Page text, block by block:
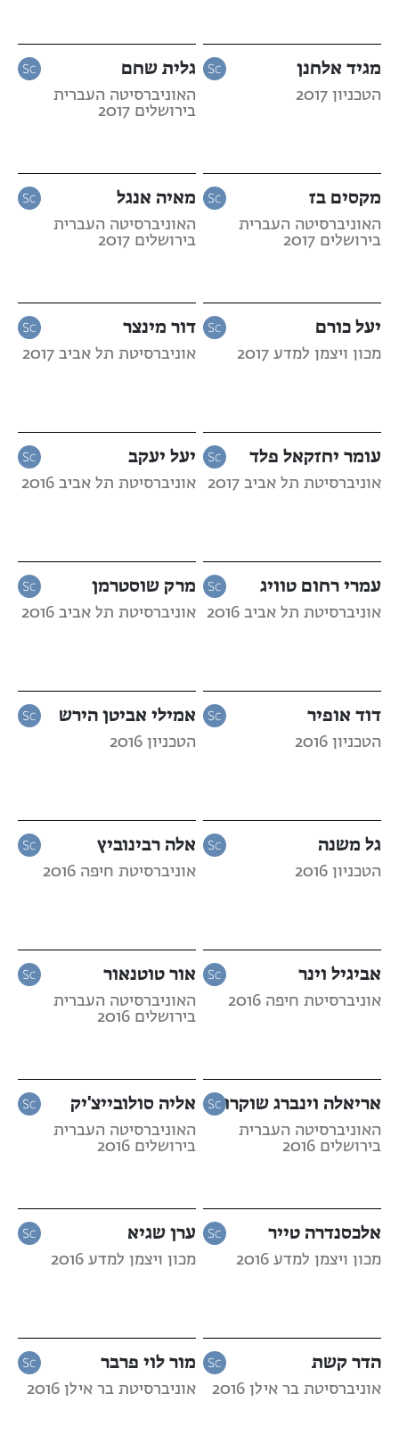
מגיד אלחנן
הטכניון 2017
גלית שחם
האוניברסיטה העברית
בירושלים 2017
מקסים בז
האוניברסיטה העברית
בירושלים 2017
מאיה אנגל
האוניברסיטה העברית
בירושלים 2017
יעל כורם
מכון ויצמן למדע 2017
דור מינצר
אוניברסיטת תל אביב 2017
עומר יחזקאל פלד
אוניברסיטת תל אביב 2017
יעל יעקב
אוניברסיטת תל אביב 2016
עמרי רחום טוויג
אוניברסיטת תל אביב 2016
מרק שוסטרמן
אוניברסיטת תל אביב 2016
דוד אופיר
הטכניון 2016
אמילי אביטן הירש
הטכניון 2016
גל משנה
הטכניון 2016
אלה רבינוביץ
אוניברסיטת חיפה 2016
אביגיל וינר
אוניברסיטת חיפה 2016
אור טוטנאור
האוניברסיטה העברית
בירושלים 2016
אריאלה וינברג שוקרון
האוניברסיטה העברית
בירושלים 2016
אליה סולובייצ'יק
האוניברסיטה העברית
בירושלים 2016
אלכסנדרה טייר
מכון ויצמן למדע 2016
ערן שגיא
מכון ויצמן למדע 2016
הדר קשת
אוניברסיטת בר אילן 2016
מור לוי פרבר
אוניברסיטת בר אילן 2016